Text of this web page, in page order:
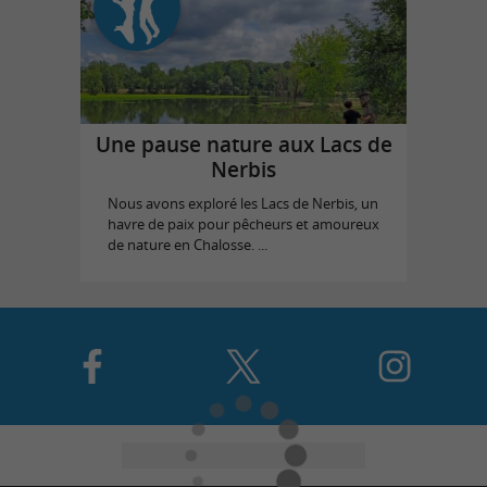
Une pause nature aux Lacs de
Nerbis
Nous avons exploré les Lacs de Nerbis, un
havre de paix pour pêcheurs et amoureux
de nature en Chalosse. ...